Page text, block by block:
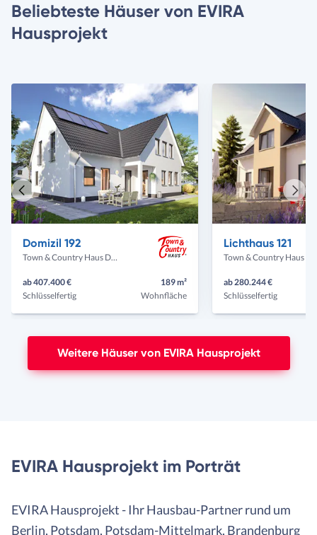
Beliebteste Häuser von EVIRA
Hausprojekt
Domizil 192
Town & Country Haus Deutschland
ab 407.400 €
Schlüsselfertig
189 m²
Wohnfläche
Lichthaus 121
ab 280.244 €
Schlüsselfertig
Vorheriges
Haus
Haus
Weitere Häuser von EVIRA Hausprojekt
EVIRA Hausprojekt im Porträt
EVIRA Hausprojekt - Ihr Hausbau-Partner rund um
Berlin, Potsdam, Potsdam-Mittelmark, Brandenburg